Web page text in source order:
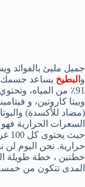
جميل مليئ بالفوائد
و البطيخ يساعد
91٪ من المياه،
وبيتا كاروتين، و
(مضاد للأكسدة)
السعرات الحرارية فهو
حيث يحتوى كل
حرارية. نحن اليوم لن
خطتين ، خطة طويلة
المدى تتكون من